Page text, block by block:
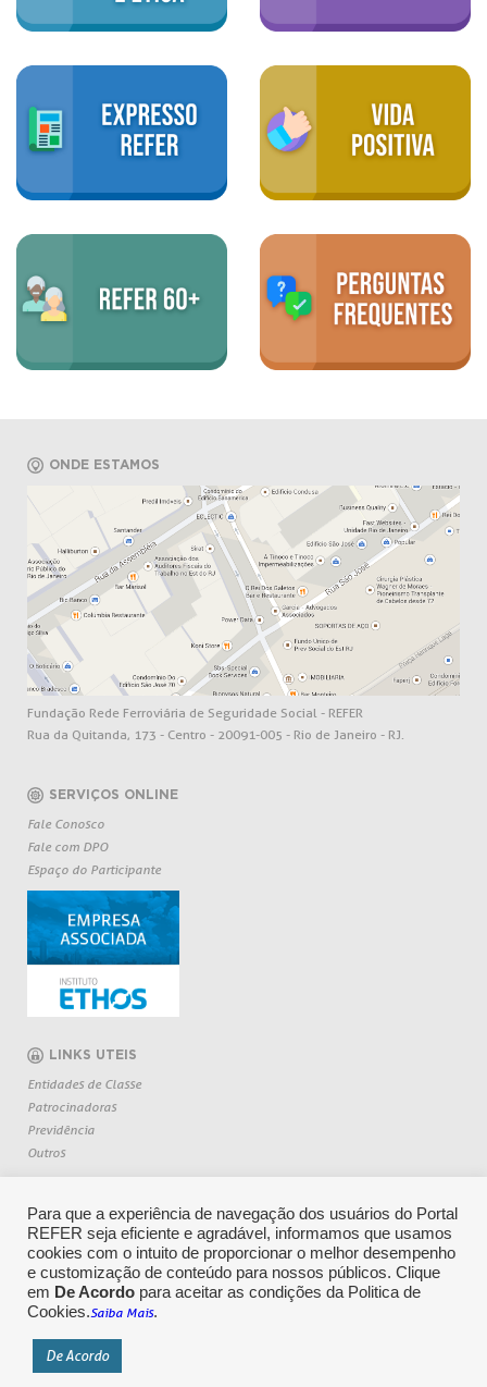
ONDE ESTAMOS
Fundação Rede Ferroviária de Seguridade Social - REFER
Rua da Quitanda, 173 - Centro - 20091-005 - Rio de Janeiro - RJ.
SERVIÇOS ONLINE
Fale Conosco
Fale com DPO
Espaço do Participante
LINKS UTEIS
Entidades de Classe
Patrocinadoras
Previdência
Outros
Copyright 2026 REFER - Todos os direitos reservados
Para que a experiência de navegação dos usuários do Portal
REFER seja eficiente e agradável, informamos que usamos
cookies com o intuito de proporcionar o melhor desempenho
e customização de conteúdo para nossos públicos. Clique
em De Acordo para aceitar as condições da Politica de
Cookies.Saiba Mais.
De Acordo